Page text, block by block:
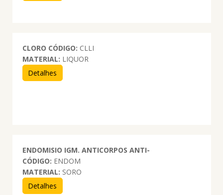
CLORO CÓDIGO: CLLI
MATERIAL: LIQUOR
Detalhes
ENDOMISIO IGM. ANTICORPOS ANTI-
CÓDIGO: ENDOM
MATERIAL: SORO
Detalhes